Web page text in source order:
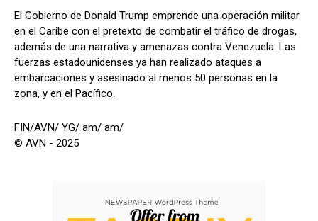
El Gobierno de Donald Trump emprende una operación militar
en el Caribe con el pretexto de combatir el tráfico de drogas,
además de una narrativa y amenazas contra Venezuela. Las
fuerzas estadounidenses ya han realizado ataques a
embarcaciones y asesinado al menos 50 personas en la
zona, y en el Pacífico.
FIN/AVN/ YG/ am/ am/
© AVN - 2025